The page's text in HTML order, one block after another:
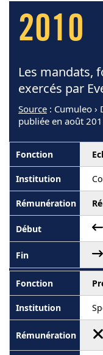
2010
Les mandats,
exercés par
Source : Cumuleo
publiée en août